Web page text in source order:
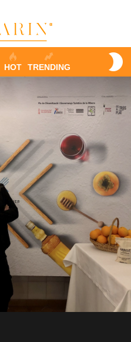
HOT TRENDING